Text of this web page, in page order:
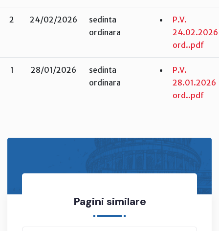
2 24/02/2026
sedinta
ordinara
P.V.
24.02.2026
ord..pdf
1 28/01/2026
sedinta
ordinara
P.V.
28.01.2026
ord..pdf
Pagini similare